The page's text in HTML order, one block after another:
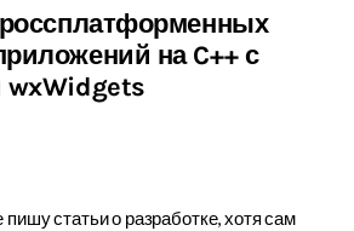
на C++ с
wxWidgets
статьи о разработке, хотя сам